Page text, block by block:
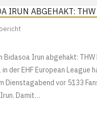
IRUN ABGEHAKT:
Irun abgehakt:
der EHF European
vor 5133
Damit…